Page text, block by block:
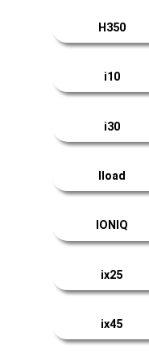
H350
i10
i30
Iload
IONIQ
ix25
ix45